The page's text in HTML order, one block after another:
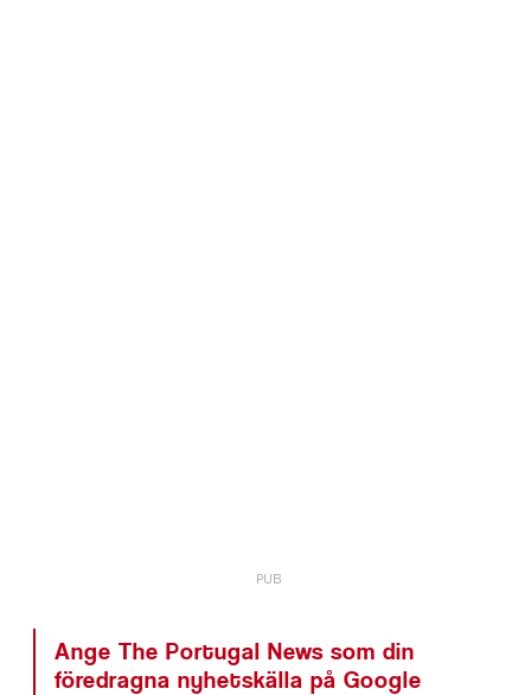
Ange The Portugal News som din
föredragna nyhetskälla på Google